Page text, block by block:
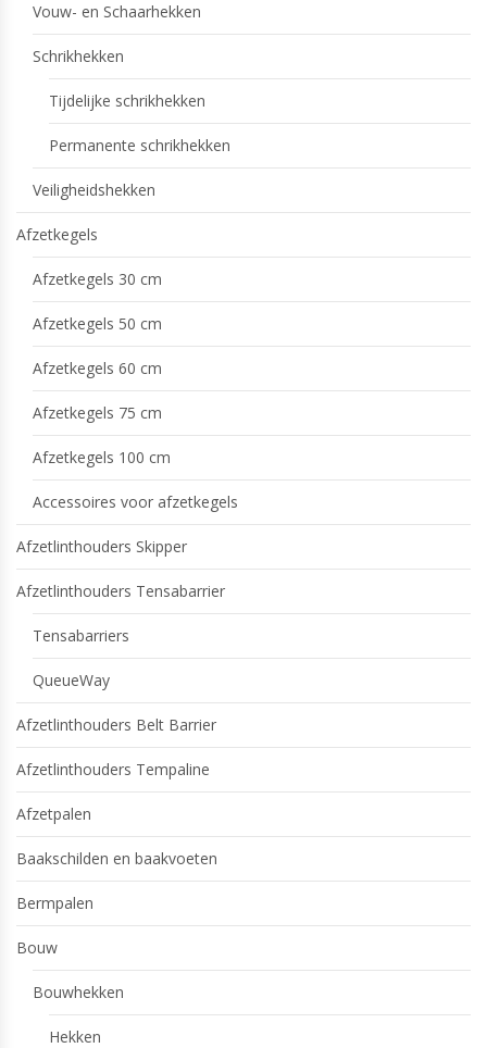
Vouw- en Schaarhekken
Schrikhekken
Tijdelijke schrikhekken
Permanente schrikhekken
Veiligheidshekken
Afzetkegels
Afzetkegels 30 cm
Afzetkegels 50 cm
Afzetkegels 60 cm
Afzetkegels 75 cm
Afzetkegels 100 cm
Accessoires voor afzetkegels
Afzetlinthouders Skipper
Afzetlinthouders Tensabarrier
Tensabarriers
QueueWay
Afzetlinthouders Belt Barrier
Afzetlinthouders Tempaline
Afzetpalen
Baakschilden en baakvoeten
Bermpalen
Bouw
Bouwhekken
Hekken